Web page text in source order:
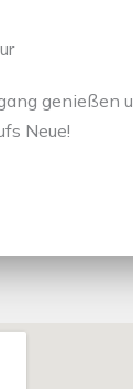
genießen
Neue!